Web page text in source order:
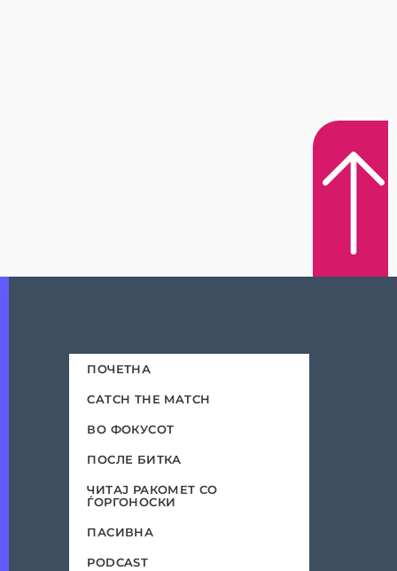
ПОЧЕТНА
CATCH THE MATCH
ВО ФОКУСОТ
ПОСЛЕ БИТКА
ЧИТАЈ РАКОМЕТ СО
ЃОРГОНОСКИ
ПАСИВНА
PODCAST